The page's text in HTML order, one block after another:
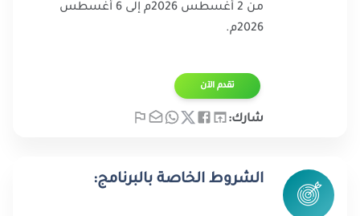
من 2 أغسطس 2026م إلى 6 أغسطس
2026م​​.
تقدم الآن​
شارك:
الشروط الخاصة بالبرنامج: